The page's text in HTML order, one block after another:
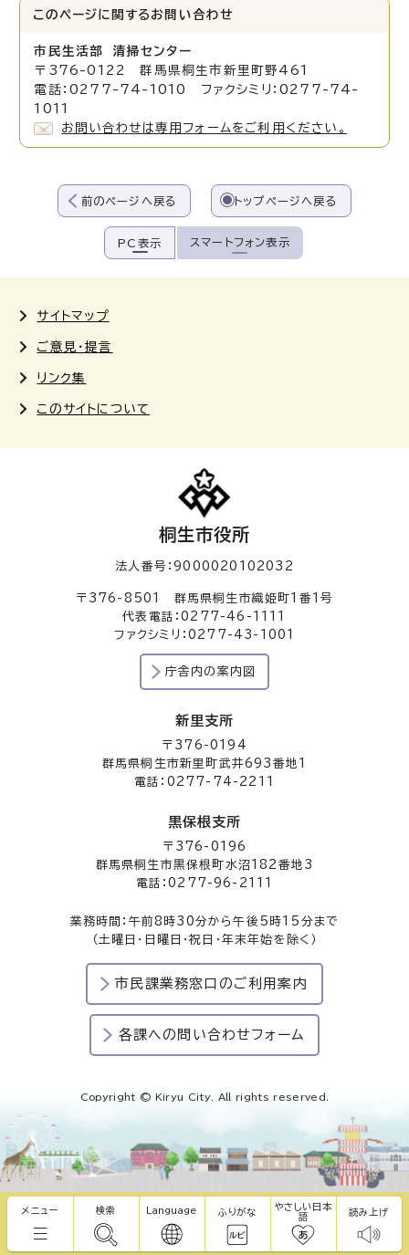
このページに関する お問い合わせ
市民生活部 清掃センター
〒376-0122 群馬県桐生市新里町野461
電話：0277-74-1010 ファクシミリ：0277-74-
1011
お問い合わせは専用フォームをご利用ください。
前のページへ戻る トップページへ戻る
PC表示 スマートフォン表示
メニュー 検索 Language ふりがな
やさしい日本
語
読み上げ
サイトマップ
ご意見・提言
リンク集
このサイトについて
桐生市役所
法人番号：9000020102032
〒376-8501 群馬県桐生市織姫町1番1号
代表電話：0277-46-1111
ファクシミリ：0277-43-1001
庁舎内の案内図
新里支所
〒376-0194
群馬県桐生市新里町武井693番地1
電話：0277-74-2211
黒保根支所
〒376-0196
群馬県桐生市黒保根町水沼182番地3
電話：0277-96-2111
業務時間：午前8時30分から午後5時15分まで
（土曜日・日曜日・祝日・年末年始を除く）
市民課業務窓口のご利用案内
各課への問い合わせフォーム
Copyright © Kiryu City. All rights reserved.